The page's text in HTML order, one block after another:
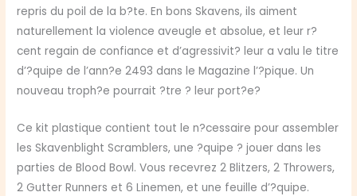
repris du poil de la b?te. En bons Skavens, ils aiment
naturellement la violence aveugle et absolue, et leur r?
cent regain de confiance et d’agressivit? leur a valu le titre
d’?quipe de l’ann?e 2493 dans le Magazine l’?pique. Un
nouveau troph?e pourrait ?tre ? leur port?e?
Ce kit plastique contient tout le n?cessaire pour assembler
les Skavenblight Scramblers, une ?quipe ? jouer dans les
parties de Blood Bowl. Vous recevrez 2 Blitzers, 2 Throwers,
2 Gutter Runners et 6 Linemen, et une feuille d’?quipe.